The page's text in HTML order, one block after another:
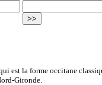
est la forme occitane
Gironde.